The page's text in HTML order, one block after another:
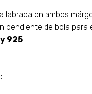
labrada en ambos
pendiente de bola para
925.